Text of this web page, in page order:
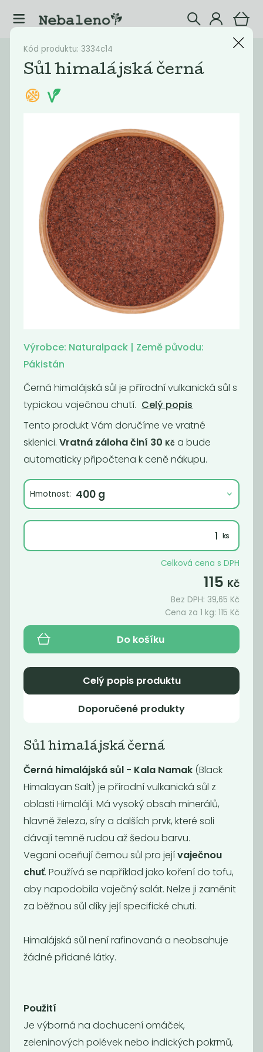
Katalog Potraviny
Filtrovat produkty
Nejlevnější Nejdražší
Novinka
Fermentovaná
159
Zeleninový
vývar bez droždí
350
Cukr kokosový
Novinka
Miso cizrnové
Tahini 200g
Cukr moučka
39Kč / Kg
Cukr krupice
49 Kč / Kg
Kód produktu: 3334c14
Sůl himalájská černá
Výrobce: Naturalpack | Země původu:
Pákistán
Černá himalájská sůl je přírodní vulkanická sůl s
typickou vaječnou chutí. Celý popis
Tento produkt Vám doručíme ve vratné
sklenici. Vratná záloha činí 30 Kč a bude
automaticky připočtena k ceně nákupu.
Hmotnost:
Celková cena s DPH
115 Kč
Bez DPH:39,65 Kč
Cena za 1 kg:115 Kč
Do košíku
Celý popis produktu
Doporučené produkty
Sůl himalájská černá
Černá himalájská sůl - Kala Namak(Black
Himalayan Salt) je přírodní vulkanická sůl z
oblasti Himalájí. Má vysoký obsah minerálů,
hlavně železa, síry a dalších prvk, které soli
dávají temně rudou až šedou barvu.
Vegani oceňují černou sůl pro jejívaječnou
chuť. Používá se například jako koření do tofu,
aby napodobila vaječný salát. Nelze ji zaměnit
za běžnou sůl díky její specifické chuti.
Himalájská sůl není rafinovaná a neobsahuje
žádné přidané látky.
Použití
Je výborná na dochucení omáček,
zeleninových polévek nebo indických pokrmů,